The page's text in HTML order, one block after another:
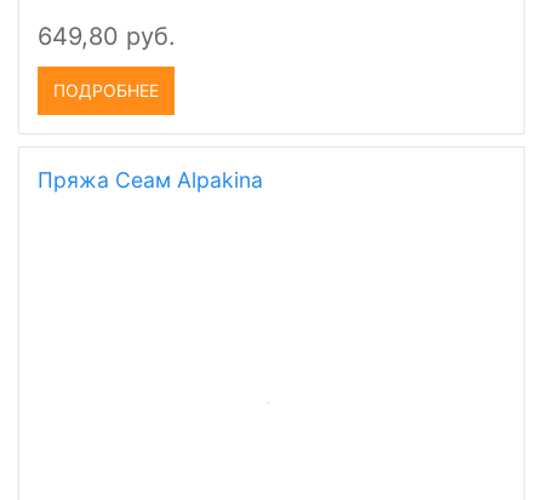
649,80 руб.
ПОДРОБНЕЕ
Пряжа Сеам Alpakina